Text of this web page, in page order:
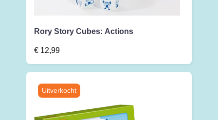
Rory Story Cubes: Actions
€ 12,99